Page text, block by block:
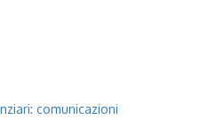
comunicazioni